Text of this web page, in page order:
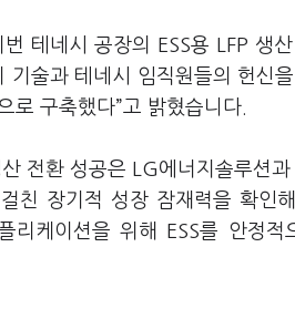
테네시 공장의 ESS용 LFP 생
기술과 테네시 임직원들의 헌신
로 구축했다”고 밝혔습니다.
전환 성공은 LG에너지솔루션
친 장기적 성장 잠재력을 확인
리케이션을 위해 ESS를 안정